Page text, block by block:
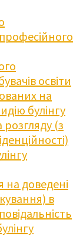
освіти
на
булінгу
(з
на доведені
в